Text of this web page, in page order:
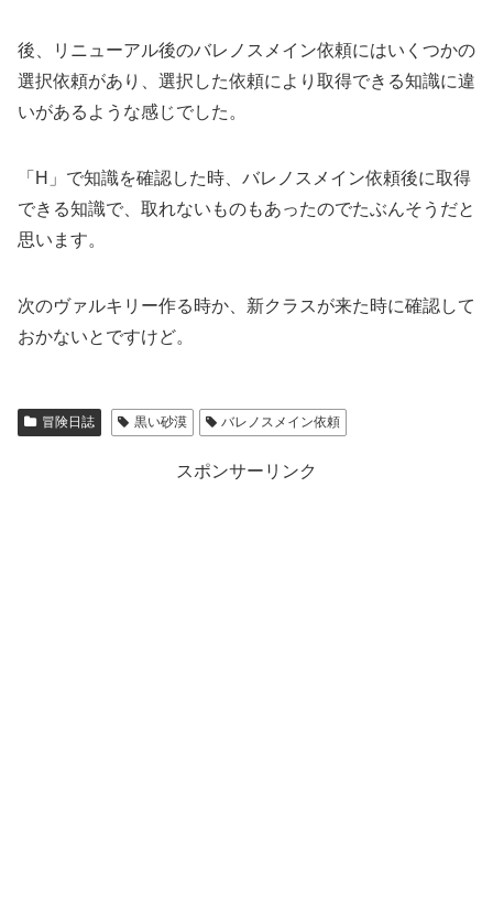
後、リニューアル後のバレノスメイン依頼にはいくつかの
選択依頼があり、選択した依頼により取得できる知識に違
いがあるような感じでした。
「H」で知識を確認した時、バレノスメイン依頼後に取得
できる知識で、取れないものもあったのでたぶんそうだと
思います。
次のヴァルキリー作る時か、新クラスが来た時に確認して
おかないとですけど。
冒険日誌 黒い砂漠 バレノスメイン依頼
スポンサーリンク